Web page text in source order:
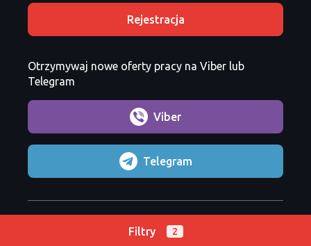
Filtry 2
Rejestracja
Otrzymywaj nowe oferty pracy na Viber lub
Telegram
Viber
Telegram